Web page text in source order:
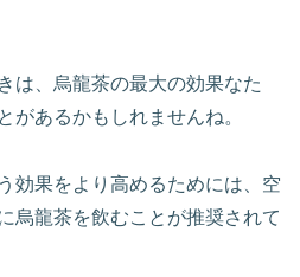
は、烏龍茶の最大の効果なた
があるかもしれませんね。
効果をより高めるためには、空
烏龍茶を飲むことが推奨されて